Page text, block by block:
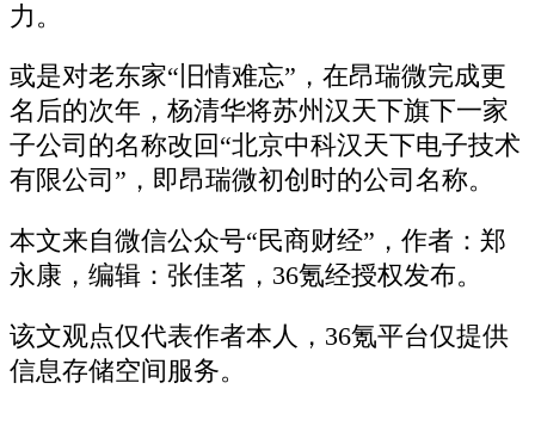
力。
或是对老东家“旧情难忘”，在昂瑞微完成更
名后的次年，杨清华将苏州汉天下旗下一家
子公司的名称改回“北京中科汉天下电子技术
有限公司”，即昂瑞微初创时的公司名称。
本文来自微信公众号“民商财经”，作者：郑
永康，编辑：张佳茗，36氪经授权发布。
该文观点仅代表作者本人，36氪平台仅提供
信息存储空间服务。